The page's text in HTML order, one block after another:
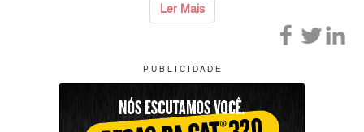
Ler Mais
P U B L I C I D A D E